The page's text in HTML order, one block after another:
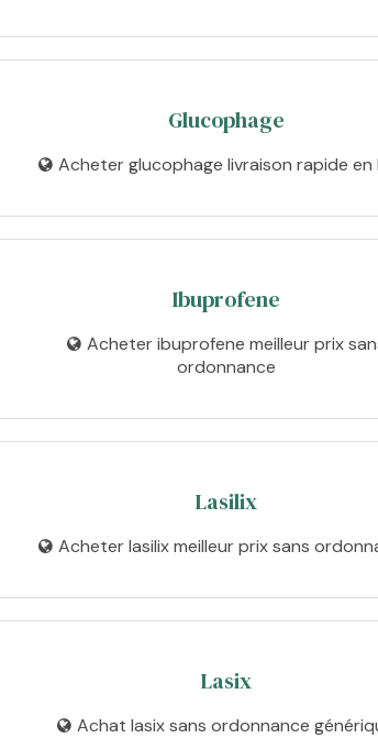
Glucophage
Acheter glucophage livraison rapide en
Ibuprofene
Acheter ibuprofene meilleur prix
ordonnance
Lasilix
Acheter lasilix meilleur prix sans
Lasix
Achat lasix sans ordonnance